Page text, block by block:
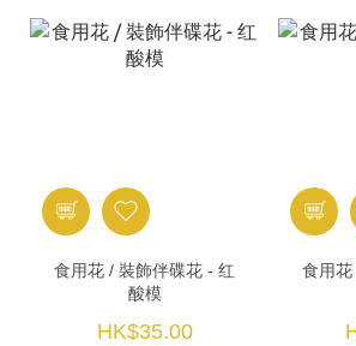
食用花 / 裝飾伴碟花 - 红
酸模
HK$35.00
食用